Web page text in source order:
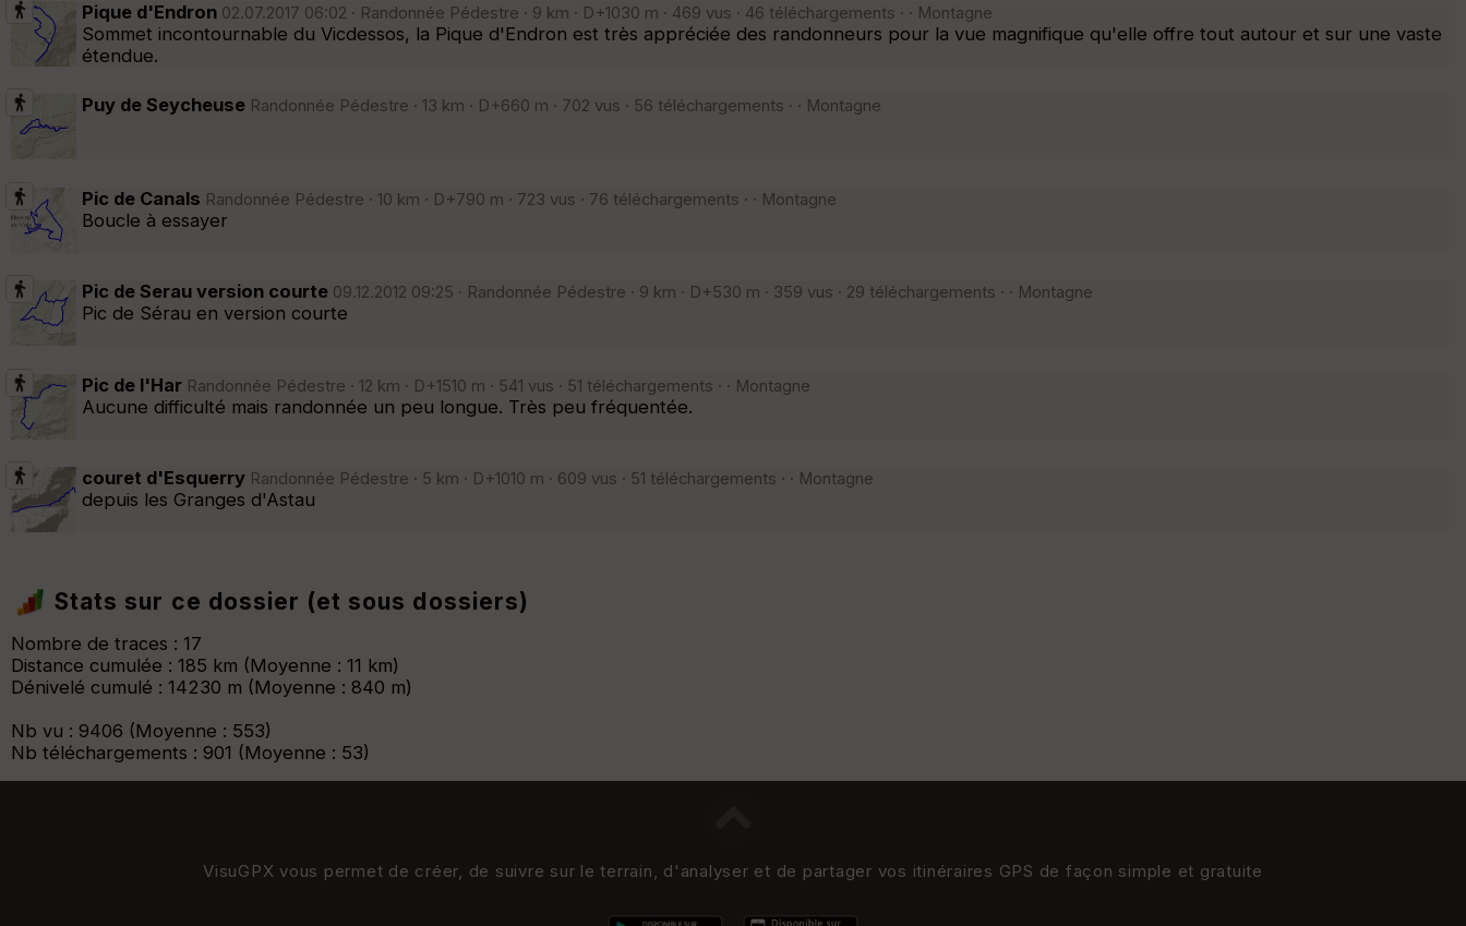
Pique d'Endron 02.07.2017 06:02 · Randonnée Pédestre · 9 km · D+1030 m · 469 vus · 46 téléchargements · · Montagne
Sommet incontournable du Vicdessos, la Pique d'Endron est très appréciée des randonneurs pour la vue magnifique qu'elle offre tout autour et sur une vaste
étendue.
Puy de Seycheuse Randonnée Pédestre · 13 km · D+660 m · 702 vus · 56 téléchargements · · Montagne
Pic de Canals Randonnée Pédestre · 10 km · D+790 m · 723 vus · 76 téléchargements · · Montagne
Boucle à essayer
Pic de Serau version courte 09.12.2012 09:25 · Randonnée Pédestre · 9 km · D+530 m · 359 vus · 29 téléchargements · · Montagne
Pic de Sérau en version courte
Pic de l'Har Randonnée Pédestre · 12 km · D+1510 m · 541 vus · 51 téléchargements · · Montagne
Aucune difficulté mais randonnée un peu longue. Très peu fréquentée.
couret d'Esquerry Randonnée Pédestre · 5 km · D+1010 m · 609 vus · 51 téléchargements · · Montagne
depuis les Granges d'Astau
Stats sur ce dossier (et sous dossiers)
Nombre de traces : 17
Distance cumulée : 185 km (Moyenne : 11 km)
Dénivelé cumulé : 14230 m (Moyenne : 840 m)
Nb vu : 9406 (Moyenne : 553)
Nb téléchargements : 901 (Moyenne : 53)
VisuGPX vous permet de créer, de suivre sur le terrain, d'analyser et de partager vos itinéraires GPS de façon simple et gratuite